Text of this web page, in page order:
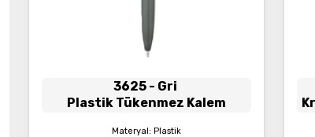
3625 - Gri
Plastik Tükenmez Kalem
Materyal: Plastik